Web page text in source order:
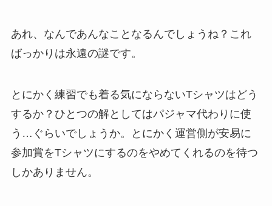
あれ、なんであんなことなるんでしょうね？これ
ばっかりは永遠の謎です。
とにかく練習でも着る気にならないTシャツはどう
するか？ひとつの解としてはパジャマ代わりに使
う…ぐらいでしょうか。とにかく運営側が安易に
参加賞をTシャツにするのをやめてくれるのを待つ
しかありません。